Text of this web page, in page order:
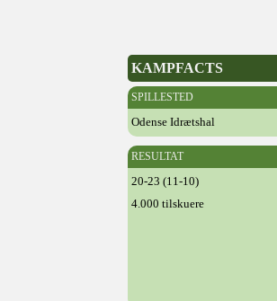
KAMPFACTS
SPILLESTED
Odense Idrætshal
RESULTAT
20-23 (11-10)
4.000 tilskuere